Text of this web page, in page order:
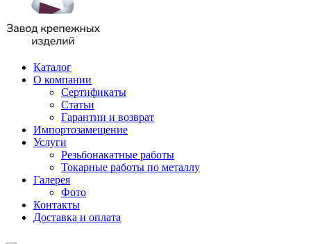
Каталог
О компании
Сертификаты
Статьи
Гарантии и возврат
Импортозамещение
Услуги
Резьбонакатные работы
Токарные работы по металлу
Галерея
Фото
Контакты
Доставка и оплата